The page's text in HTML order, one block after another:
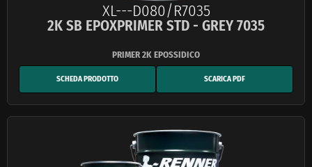
XL---D080/R7035
2K SB EPOXPRIMER STD - GREY 7035
SCHEDA PRODOTTO SCARICA PDF